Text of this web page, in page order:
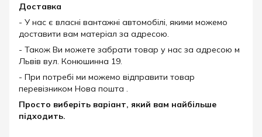
Доставка
- У нас є власні вантажні автомобілі, якими можемо
доставити вам матеріал за адресою.
- Також Ви можете забрати товар у нас за адресою м
Львів вул. Конюшинна 19.
- При потребі ми можемо відправити товар
перевізником Нова пошта .
Просто виберіть варіант, який вам найбільше
підходить.